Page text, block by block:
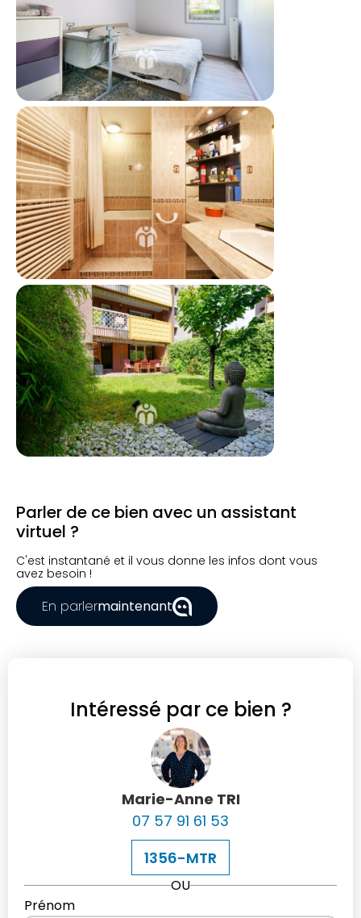
Parler de ce bien avec un assistant
virtuel ?
C'est instantané et il vous donne les infos dont vous
avez besoin !
En parlermaintenant
Intéressé par ce bien ?
Marie-Anne TRI
07 57 91 61 53
1356-MTR
OU
Prénom